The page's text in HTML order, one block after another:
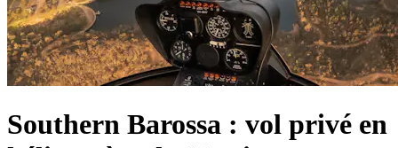
Southern Barossa : vol privé en